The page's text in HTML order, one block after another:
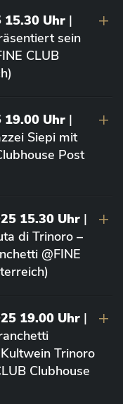
15.30 Uhr |
sein
CLUB
19.00 Uhr |
Siepi mit
Post
15.30 Uhr |
di Trinoro –
@FINE
19.00 Uhr |
Trinoro
Clubhouse